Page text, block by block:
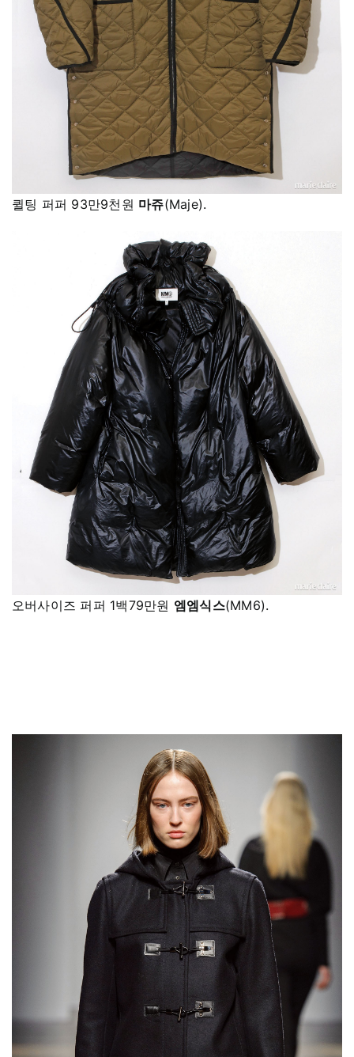
퀼팅 퍼퍼 93만9천원 마쥬(Maje).
오버사이즈 퍼퍼 1백79만원 엠엠식스(MM6).